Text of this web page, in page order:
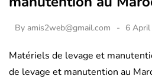
By amis2web@gmail.com 6
Matériels de levage et
de levage et manutention au